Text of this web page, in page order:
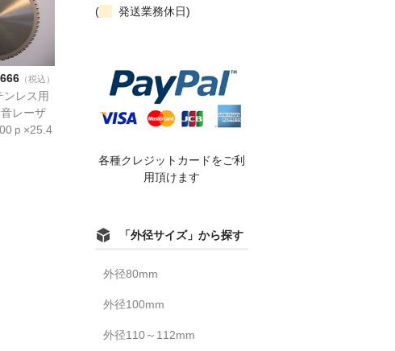
（税込）
ンレス用
レーザ
ｐ×25.4
(
発送業務休日)
各種クレジットカードをご利
用頂けます
「外径サイズ」から探す
外径80mm
外径100mm
外径110～112mm